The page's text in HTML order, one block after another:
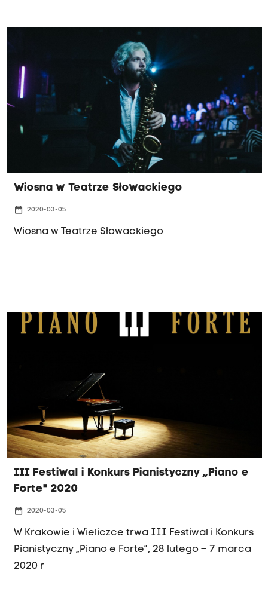
Wiosna w Teatrze Słowackiego
date_range 2020-03-05
Wiosna w Teatrze Słowackiego
III Festiwal i Konkurs Pianistyczny „Piano e
Forte" 2020
date_range 2020-03-05
W Krakowie i Wieliczce trwa III Festiwal i Konkurs
Pianistyczny „Piano e Forte”, 28 lutego – 7 marca
2020 r